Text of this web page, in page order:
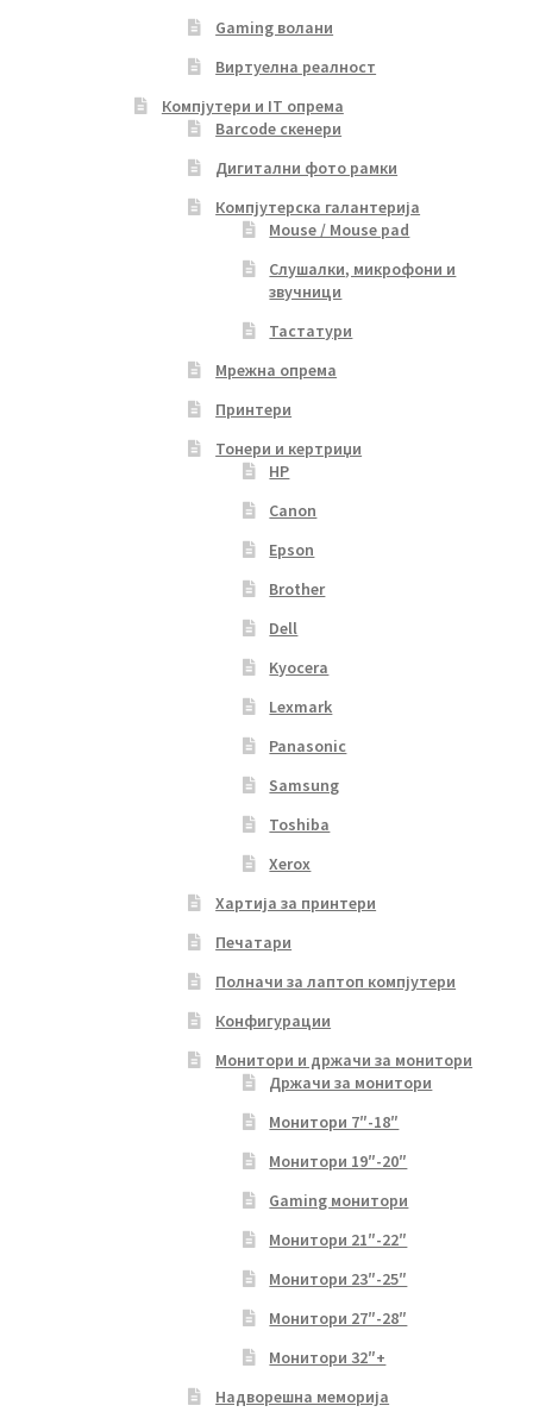
Gaming волани
Виртуелна реалност
Компјутери и IT опрема
Barcode скенери
Дигитални фото рамки
Компјутерска галантерија
Mouse / Mouse pad
Слушалки, микрофони и
звучници
Тастатури
Мрежна опрема
Принтери
Тонери и кертриџи
HP
Canon
Epson
Brother
Dell
Kyocera
Lexmark
Panasonic
Samsung
Toshiba
Xerox
Хартија за принтери
Печатари
Полначи за лаптоп компјутери
Конфигурации
Монитори и држачи за монитори
Држачи за монитори
Монитори 7″-18″
Монитори 19″-20″
Gaming монитори
Монитори 21″-22″
Монитори 23″-25″
Монитори 27″-28″
Монитори 32″+
Надворешна меморија